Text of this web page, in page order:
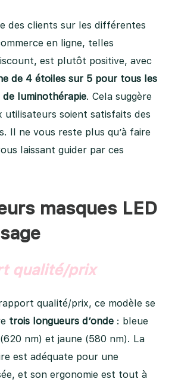
des clients sur les différentes
en ligne, telles
est plutôt positive, avec
de 4 étoiles sur 5 pour tous les
de luminothérapie. Cela suggère
utilisateurs soient satisfaits des
Il ne vous reste plus qu’à faire
laissant guider par ces
masques LED
qualité/prix
qualité/prix, ce modèle se
trois longueurs d’onde : bleue
nm) et jaune (580 nm). La
est adéquate pour une
et son ergonomie est tout à